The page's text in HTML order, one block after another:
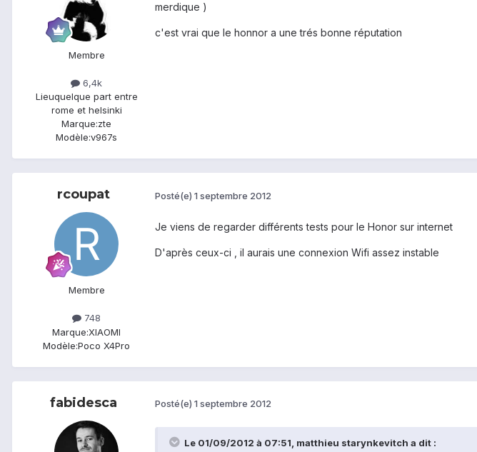
Membre
6,4k
Lieuquelque part entre
rome et helsinki
Marque:zte
Modèle:v967s
merdique )
c'est vrai que le honnor a une trés bonne réputation
rcoupat
Membre
748
Marque:XIAOMI
Modèle:Poco X4Pro
Posté(e) 1 septembre 2012
Je viens de regarder différents tests pour le Honor sur internet
D'après ceux-ci , il aurais une connexion Wifi assez instable
fabidesca Posté(e) 1 septembre 2012
Le 01/09/2012 à 07:51, matthieu starynkevitch a dit :